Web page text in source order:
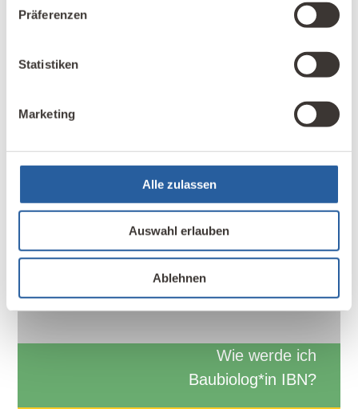
Präferenzen
Statistiken
Marketing
Alle zulassen
Auswahl erlauben
Ablehnen
Verband Baubiologie
LESEN SIE MAGAZIN-BEITRÄGE ZUM THEMA:
Fernlehrgang
Wie werde ich
Baubiolog*in IBN?